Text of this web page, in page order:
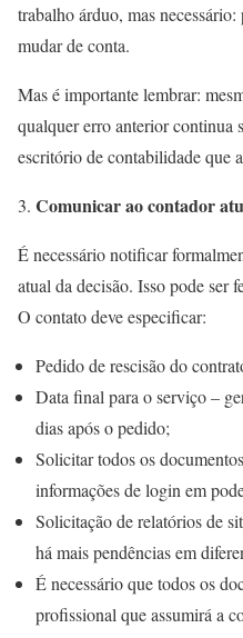
trabalho árduo, mas
mudar de conta.
Mas é importante lembrar:
qualquer erro anterior continua
escritório de contabilidade que
Comunicar ao contador
É necessário notificar
atual da decisão. Isso pode ser
O contato deve especificar:
Pedido de rescisão do
Data final para o serviço –
dias após o pedido;
Solicitar todos os
informações de login em
Solicitação de relatórios de
há mais pendências em
É necessário que todos os
profissional que assumirá a